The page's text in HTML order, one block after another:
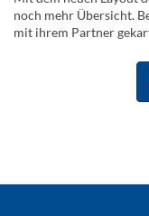
noch mehr Übersicht.
mit ihrem Partner